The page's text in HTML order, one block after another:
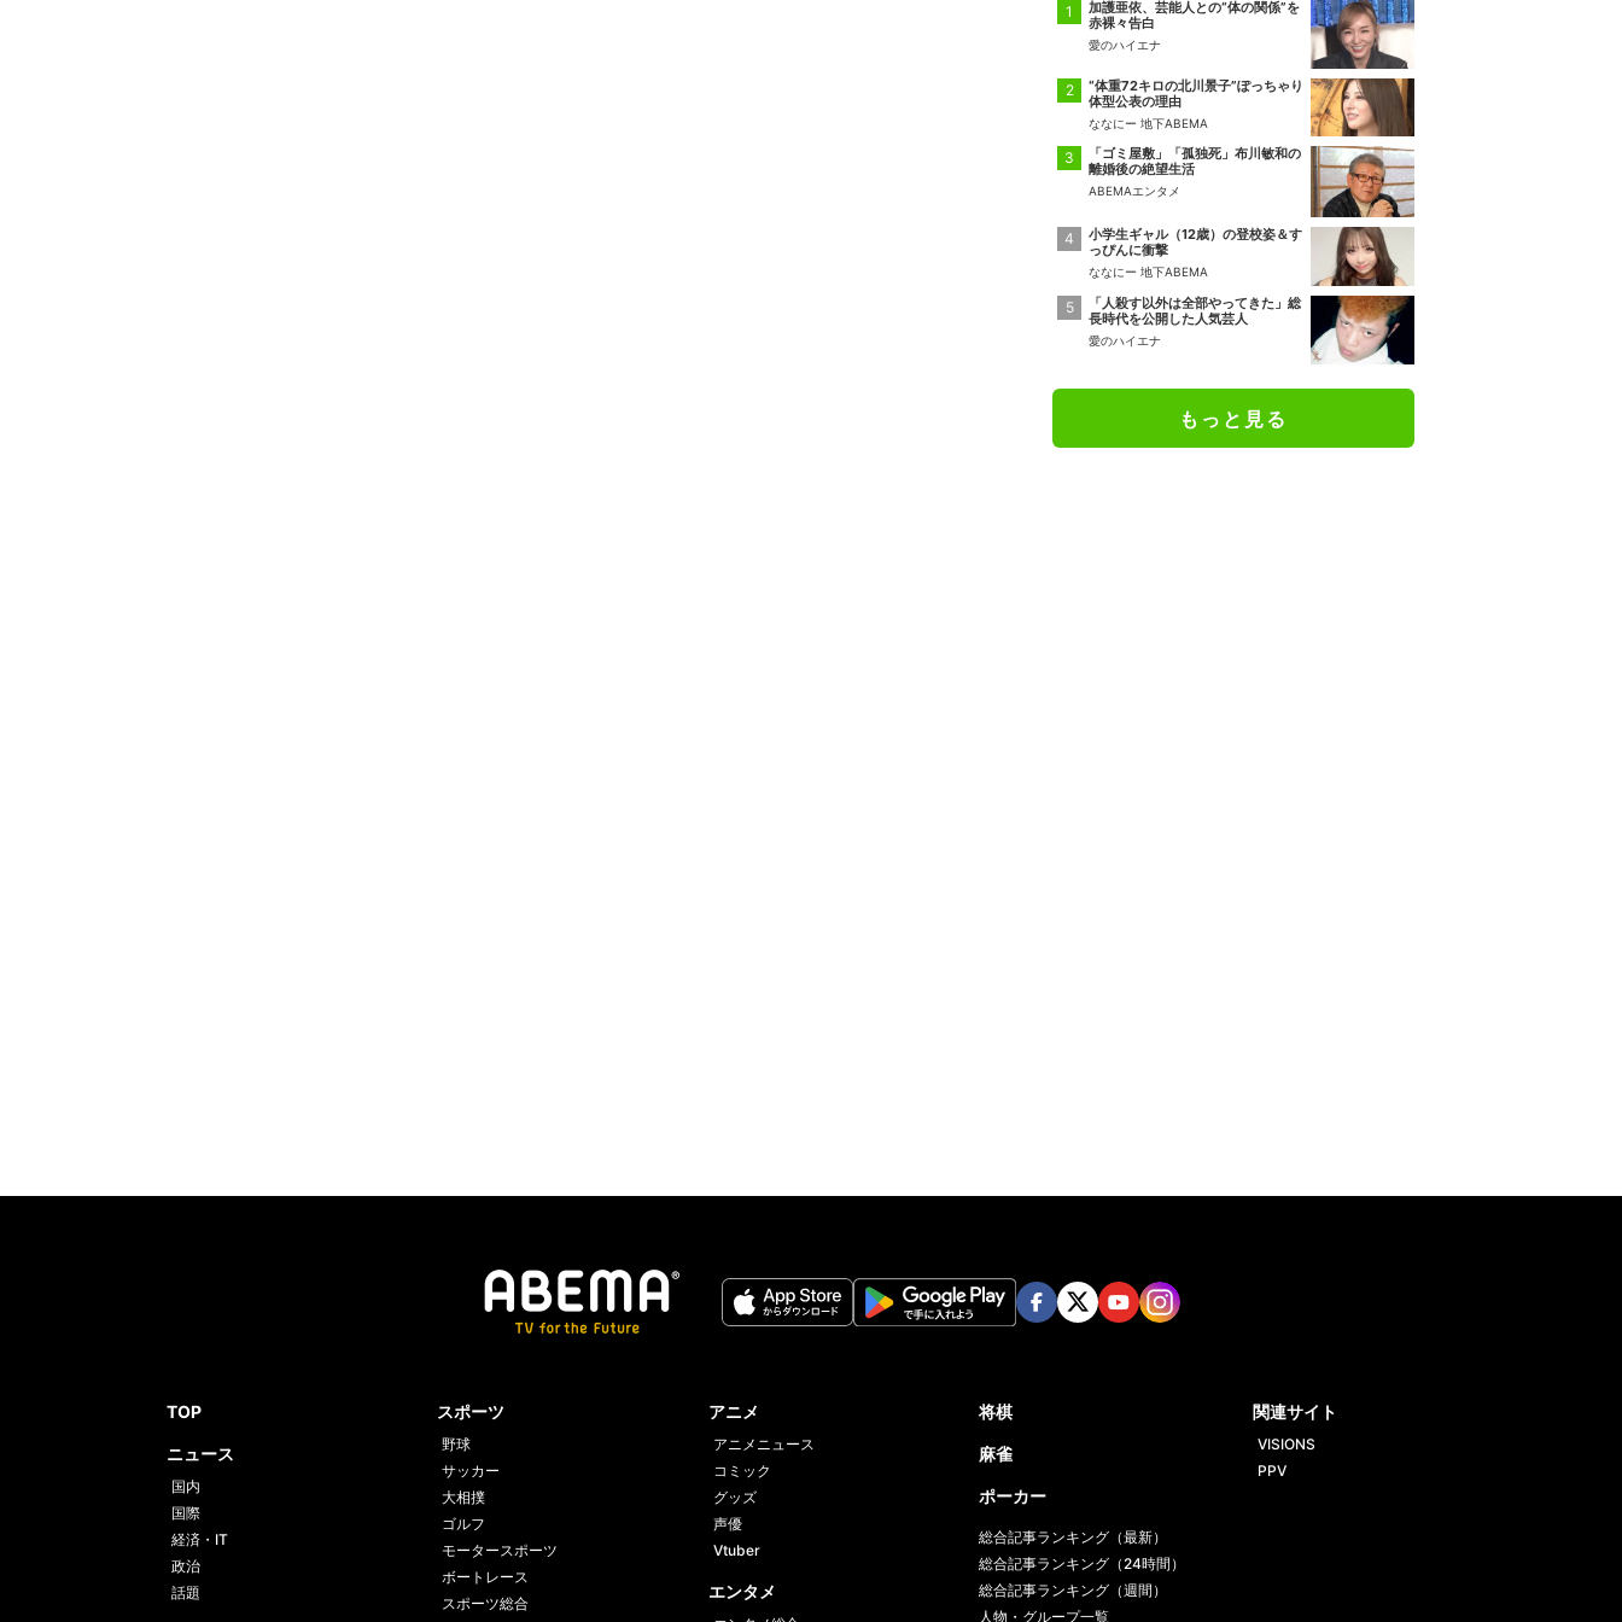
加護亜依、芸能人との“体の関係”を
赤裸々告白
愛のハイエナ
“体重72キロの北川景子”ぽっちゃり
体型公表の理由
ななにー 地下ABEMA
「ゴミ屋敷」「孤独死」布川敏和の
離婚後の絶望生活
ABEMAエンタメ
小学生ギャル（12歳）の登校姿＆す
っぴんに衝撃
ななにー 地下ABEMA
「人殺す以外は全部やってきた」総
長時代を公開した人気芸人
愛のハイエナ
もっと見る
TOP
ニュース
国内
国際
経済・IT
政治
話題
スポーツ
野球
サッカー
大相撲
ゴルフ
モータースポーツ
ボートレース
スポーツ総合
アニメ
アニメニュース
コミック
グッズ
声優
Vtuber
エンタメ
将棋
麻雀
ポーカー
総合記事ランキング（最新）
総合記事ランキング（24時間）
総合記事ランキング（週間）
人物・グループ一覧
関連サイト
VISIONS
PPV